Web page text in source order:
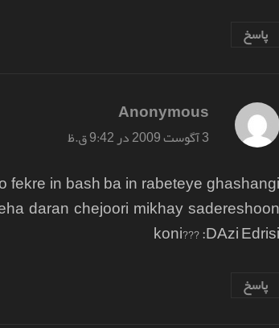
پاسخ
Anonymousگفت:
3 آگوست 2009 در 9:42 ق.ظ
fekre in bash ba in rabeteye ghashangi
daran chejoori mikhay sadereshoon
koni??? :DAzi Edrisi
پاسخ